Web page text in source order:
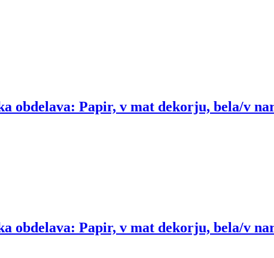
obdelava: Papir, v mat dekorju, bela/v
obdelava: Papir, v mat dekorju, bela/v